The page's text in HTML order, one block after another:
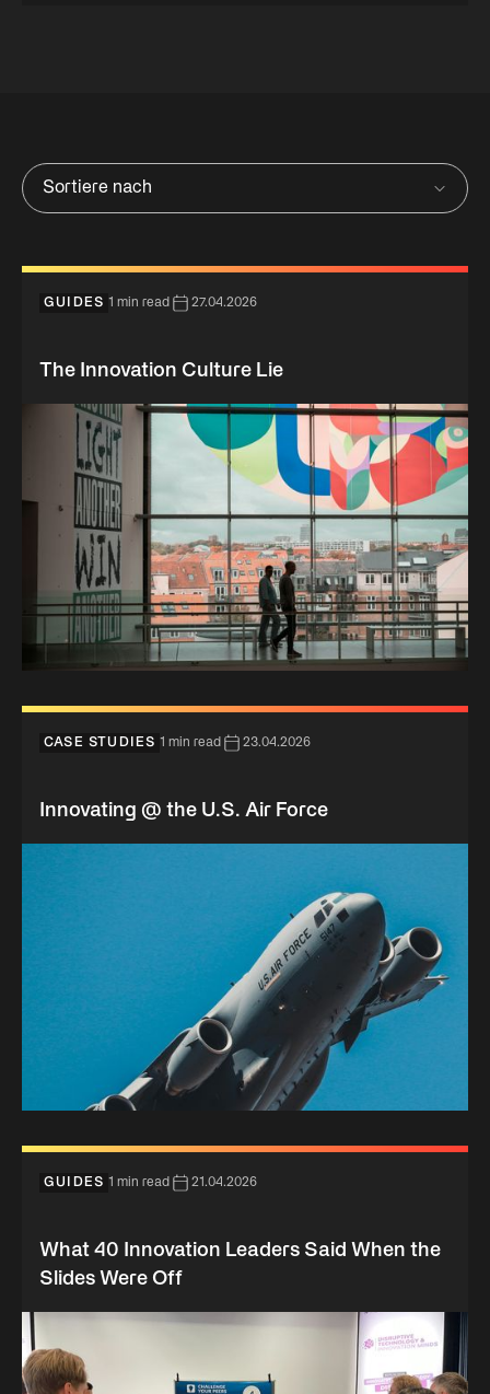
Sortiere nach
GUIDES 1 min read 27.04.2026
The Innovation Culture Lie
CASE STUDIES 1 min read 23.04.2026
Innovating @ the U.S. Air Force
GUIDES 1 min read 21.04.2026
What 40 Innovation Leaders Said When the
Slides Were Off